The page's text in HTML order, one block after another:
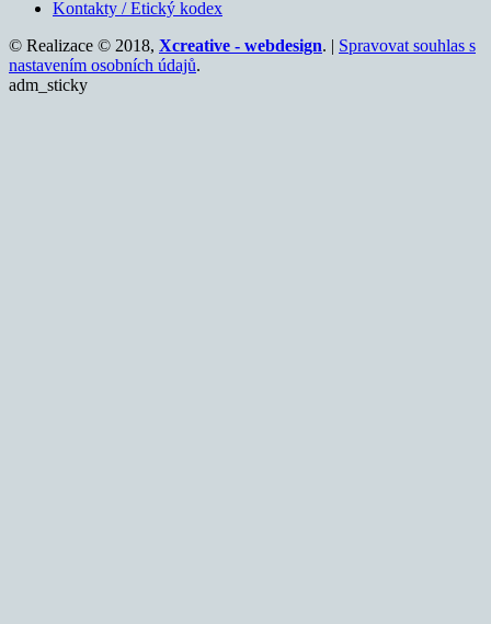
Kontakty / Etický kodex
© Realizace © 2018, Xcreative - webdesign. | Spravovat souhlas s
nastavením osobních údajů.
adm_sticky